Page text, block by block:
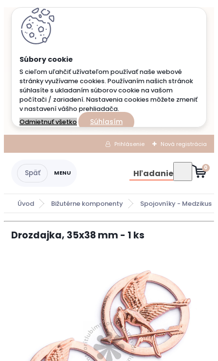
S cieľom uľahčiť užívateľom používať naše webové
stránky využívame cookies. Používaním našich stránok
súhlasíte s ukladaním súborov cookie na vašom
počítači / zariadení. Nastavenia cookies môžete zmeniť
v nastavení vášho prehliadača.
Odmietnuť všetko
Súhlasím
Prihlásenie Nová registrácia
Hľadanie 0
Úvod Bižutérne komponenty Spojovníky - Medzikus
Drozdajka, 35x38 mm - 1 ks